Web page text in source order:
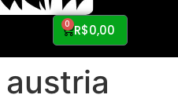
R$0,00
0
austria